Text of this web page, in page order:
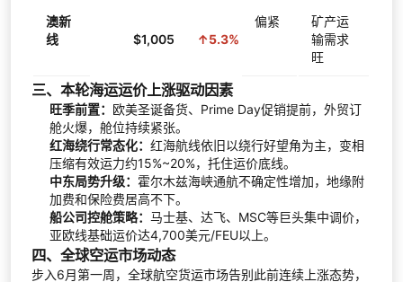
澳新
线
$1,005 ↑5.3%
偏紧
矿产运
输需求
旺
三、本轮海运运价上涨驱动因素
旺季前置： 欧美圣诞备货、Prime Day促销提前，外贸订
舱火爆，舱位持续紧张。
红海绕行常态化：红海航线依旧以绕行好望角为主，变相
压缩有效运力约15%~20%，托住运价底线。
中东局势升级： 霍尔木兹海峡通航不确定性增加，地缘附
加费和保险费居高不下。
船公司控舱策略：马士基、达飞、MSC等巨头集中调价，
亚欧线基础运价达4,700美元/FEU以上。
四、全球空运市场动态
步入6月第一周，全球航空货运市场告别此前连续上涨态势，